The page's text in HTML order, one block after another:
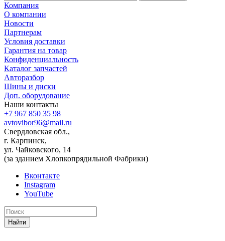
Компания
О компании
Новости
Партнерам
Условия доставки
Гарантия на товар
Конфиденциальность
Каталог запчастей
Авторазбор
Шины и диски
Доп. оборудование
Наши контакты
+7 967 850 35 98
avtovibor96@mail.ru
Свердловская обл.,
г. Карпинск,
ул. Чайковского, 14
(за зданием Хлопкопрядильной Фабрики)
Вконтакте
Instagram
YouTube
Найти